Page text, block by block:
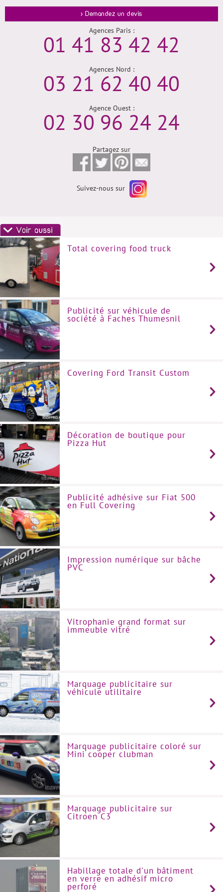
> Demandez un devis
Agences Paris :
01 41 83 42 42
Agences Nord :
03 21 62 40 40
Agence Ouest :
02 30 96 24 24
Partagez sur
Suivez-nous sur
Total covering food truck
Publicité sur véhicule de
société à Faches Thumesnil
Covering Ford Transit Custom
Décoration de boutique pour
Pizza Hut
Publicité adhésive sur Fiat 500
en Full Covering
Impression numérique sur bâche
PVC
Vitrophanie grand format sur
immeuble vitré
Marquage publicitaire sur
véhicule utilitaire
Marquage publicitaire coloré sur
Mini cooper clubman
Marquage publicitaire sur
Citroen C3
Habillage totale d'un bâtiment
en verre en adhésif micro
perforé